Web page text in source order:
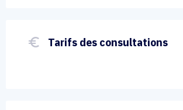
euro_symbol Tarifs des consultations